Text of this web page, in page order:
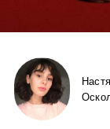
Настя